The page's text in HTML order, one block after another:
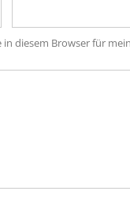
in diesem Browser für